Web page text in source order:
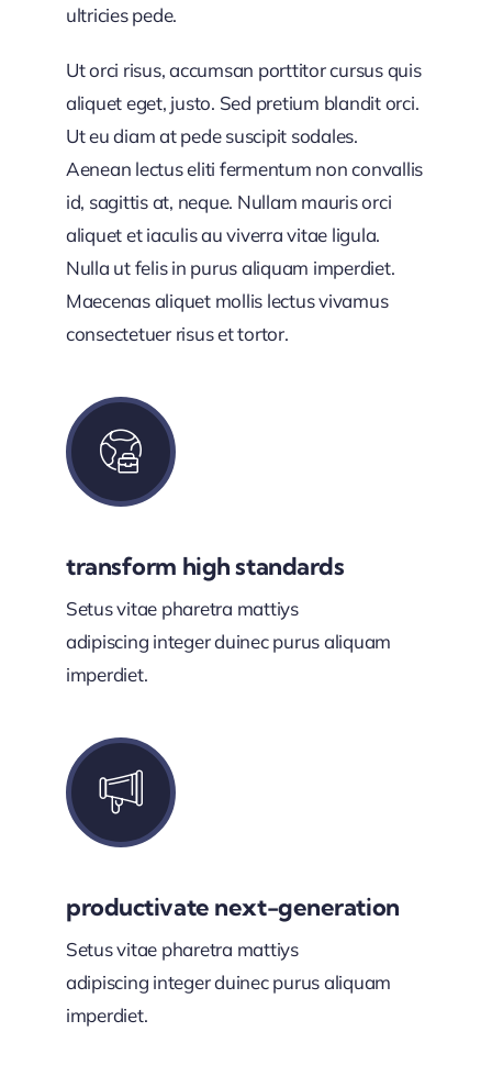
ultricies pede.
Ut orci risus, accumsan porttitor cursus quis
aliquet eget, justo. Sed pretium blandit orci.
Ut eu diam at pede suscipit sodales.
Aenean lectus eliti fermentum non convallis
id, sagittis at, neque. Nullam mauris orci
aliquet et iaculis au viverra vitae ligula.
Nulla ut felis in purus aliquam imperdiet.
Maecenas aliquet mollis lectus vivamus
consectetuer risus et tortor.
transform high standards
Setus vitae pharetra mattiys
adipiscing integer duinec purus aliquam
imperdiet.
productivate next-generation
Setus vitae pharetra mattiys
adipiscing integer duinec purus aliquam
imperdiet.